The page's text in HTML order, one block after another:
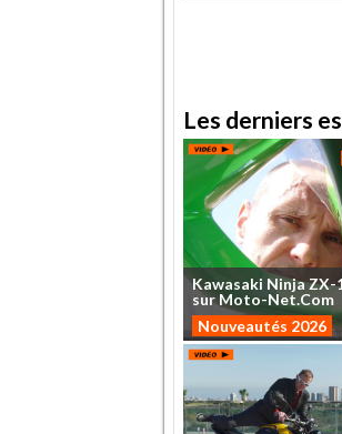
Les derniers
Kawasaki NinjaZX-
sur Moto-Net.Com
Nouveautés 2026